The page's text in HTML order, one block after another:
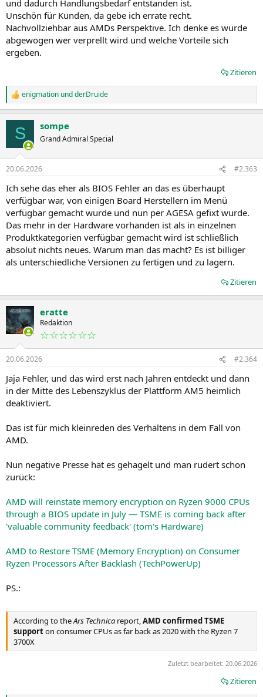
und dadurch Handlungsbedarf entstanden ist.
Unschön für Kunden, da gebe ich errate recht.
Nachvollziehbar aus AMDs Perspektive. Ich denke es wurde
abgewogen wer verprellt wird und welche Vorteile sich
ergeben.
Zitieren
R
e
e
:
enigmation undderDruide
S sompe
Grand Admiral Special
20.06.2026 #2.363
Ich sehe das eher als BIOS Fehler an das es überhaupt
verfügbar war, von einigen Board Herstellern im Menü
verfügbar gemacht wurde und nun per AGESA gefixt wurde.
Das mehr in der Hardware vorhanden ist als in einzelnen
Produktkategorien verfügbar gemacht wird ist schließlich
absolut nichts neues. Warum man das macht? Es ist billiger
als unterschiedliche Versionen zu fertigen und zu lagern.
Zitieren
eratte
Redaktion
☆☆☆☆☆☆
20.06.2026 #2.364
Jaja Fehler, und das wird erst nach Jahren entdeckt und dann
in der Mitte des Lebenszyklus der Plattform AM5 heimlich
deaktiviert.
Das ist für mich kleinreden des Verhaltens in dem Fall von
AMD.
Nun negative Presse hat es gehagelt und man rudert schon
zurück:
AMD will reinstate memory encryption on Ryzen 9000 CPUs
through a BIOS update in July — TSME is coming back after
'valuable community feedback' (tom's Hardware)
AMD to Restore TSME (Memory Encryption) on Consumer
Ryzen Processors After Backlash (TechPowerUp)
PS.:
According to theArs Technica report, AMD confirmed TSME
supporton consumer CPUs as far back as 2020 with the Ryzen 7
3700X
Zuletzt bearbeitet: 20.06.2026
Zitieren